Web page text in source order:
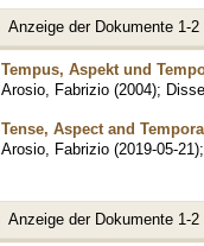
Anzeige der Dokumente 1-2
Tempus, Aspekt und
Arosio, Fabrizio (2004);
Tense, Aspect and
Arosio, Fabrizio (2019-05-21)
Anzeige der Dokumente 1-2